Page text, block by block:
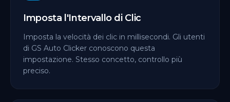
Imposta l'Intervallo di Clic
Imposta la velocità dei clic in millisecondi. Gli utenti
di GS Auto Clicker conoscono questa
impostazione. Stesso concetto, controllo più
preciso.